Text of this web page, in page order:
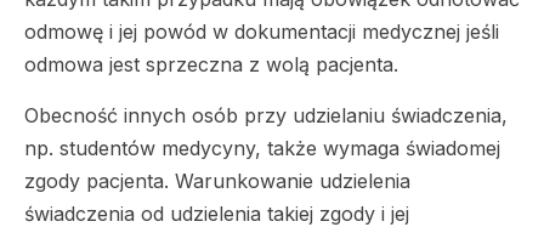
odmowę i jej powód w dokumentacji medycznej jeśli
odmowa jest sprzeczna z wolą pacjenta.
Obecność innych osób przy udzielaniu świadczenia,
np. studentów medycyny, także wymaga świadomej
zgody pacjenta. Warunkowanie udzielenia
świadczenia od udzielenia takiej zgody i jej